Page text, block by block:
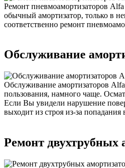
Ремонт пневмоамортизаторов
обычный амортизатор, только в
соответственно ремонт
Обслуживание
Обслуживание амортизаторов
пользования, намного чаще.
Если Вы увидели нарушение
выходит из строя из-за
Ремонт двухтрубных